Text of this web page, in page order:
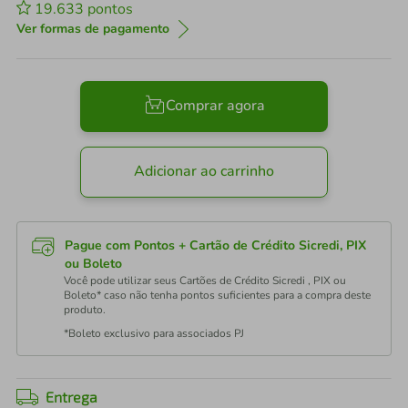
19.633 pontos
Ver formas de pagamento
Comprar agora
Adicionar ao carrinho
Pague com Pontos + Cartão de Crédito Sicredi, PIX
ou Boleto
Você pode utilizar seus Cartões de Crédito Sicredi , PIX ou
Boleto* caso não tenha pontos suficientes para a compra deste
produto.
*Boleto exclusivo para associados PJ
Entrega